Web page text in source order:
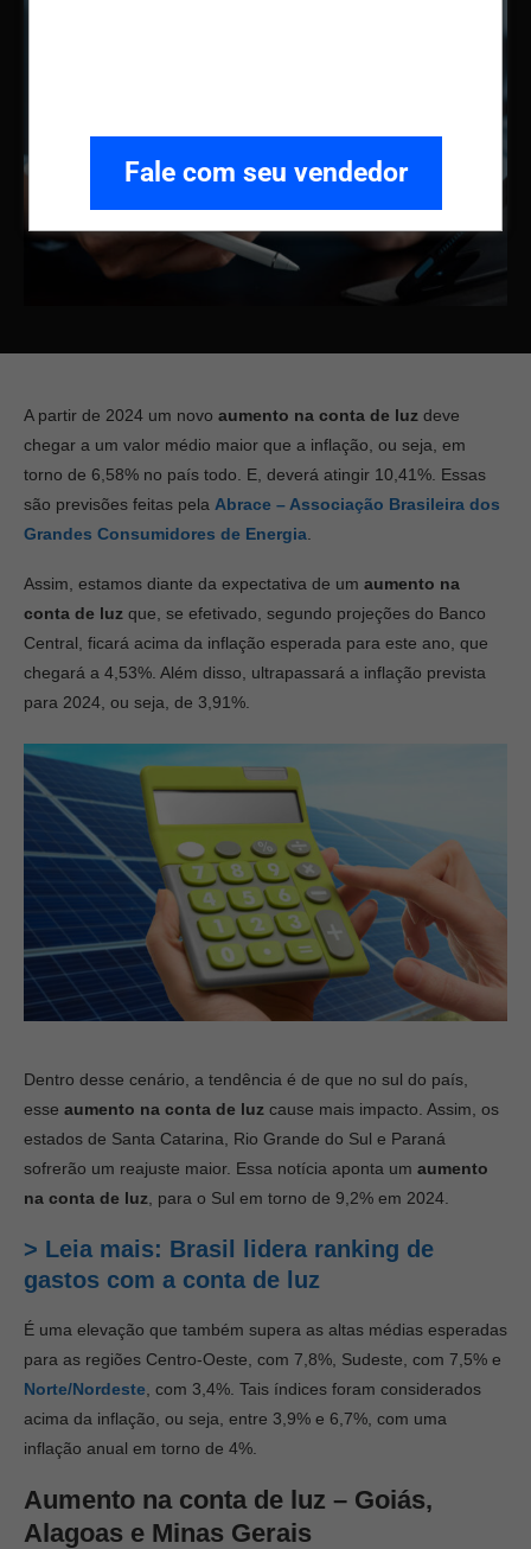
Fale com seu vendedor
A partir de 2024 um novo aumento na conta de luz deve
chegar a um valor médio maior que a inflação, ou seja, em
torno de 6,58% no país todo. E, deverá atingir 10,41%. Essas
são previsões feitas pela Abrace – Associação Brasileira dos
Grandes Consumidores de Energia
Assim, estamos diante da expectativa de um aumento na
conta de luz que, se efetivado, segundo projeções do Banco
Central, ficará acima da inflação esperada para este ano, que
chegará a 4,53%. Além disso, ultrapassará a inflação prevista
para 2024, ou seja, de 3,91%.
Dentro desse cenário, a tendência é de que no sul do país,
esse aumento na conta de luz cause mais impacto. Assim, os
estados de Santa Catarina, Rio Grande do Sul e Paraná
sofrerão um reajuste maior. Essa notícia aponta um aumento
na conta de luz , para o Sul em torno de 9,2% em 2024.
> Leia mais: Brasil lidera ranking de
gastos com a conta de luz
É uma elevação que também supera as altas médias esperadas
para as regiões Centro-Oeste, com 7,8%, Sudeste, com 7,5% e
Norte/Nordeste , com 3,4%. Tais índices foram considerados
acima da inflação, ou seja, entre 3,9% e 6,7%, com uma
inflação anual em torno de 4%.
Aumento na conta de luz – Goiás,
Alagoas e Minas Gerais